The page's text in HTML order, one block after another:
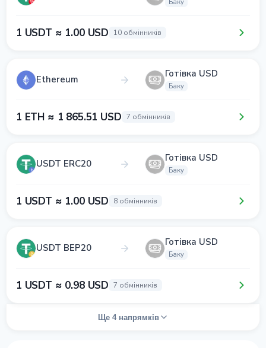
Баку
1 USDT ≈ 1.00 USD 10 обмінників
Ethereum Готівка USD
Баку
1 ETH ≈ 1 865.51 USD 7 обмінників
USDT ERC20 Готівка USD
Баку
1 USDT ≈ 1.00 USD 8 обмінників
USDT BEP20 Готівка USD
Баку
1 USDT ≈ 0.98 USD 7 обмінників
Ще 4 напрямків